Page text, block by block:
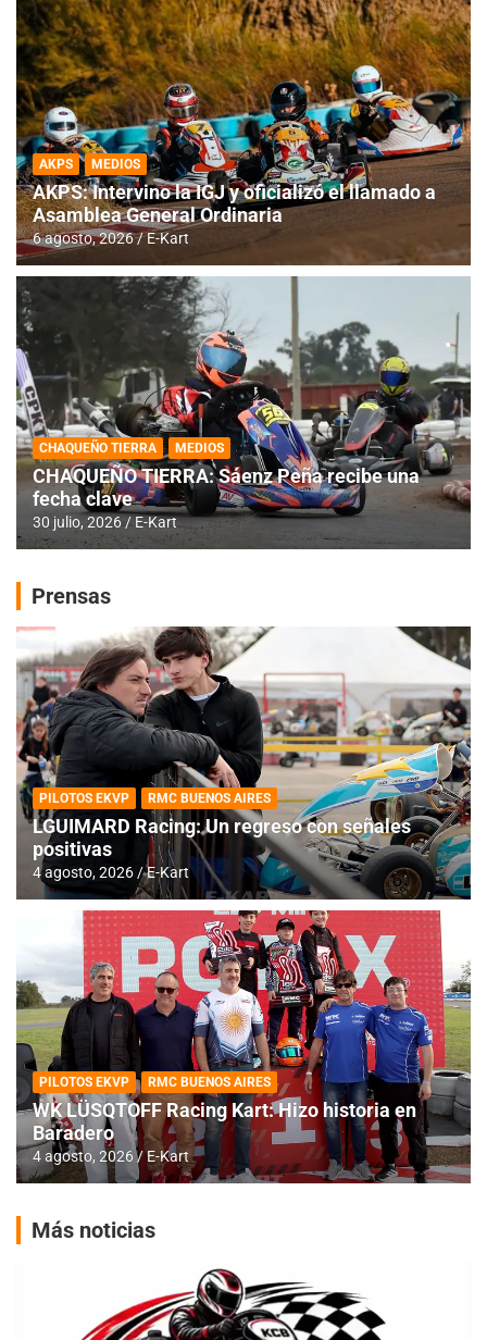
AKPS MEDIOS
AKPS: Intervino la IGJ y oficializó el llamado a
Asamblea General Ordinaria
6 agosto, 2026 E-Kart
CHAQUEÑO TIERRA MEDIOS
CHAQUEÑO TIERRA: Sáenz Peña recibe una
fecha clave
30 julio, 2026 E-Kart
Prensas
PILOTOS EKVP RMC BUENOS AIRES
LGUIMARD Racing: Un regreso con señales
positivas
4 agosto, 2026 E-Kart
PILOTOS EKVP RMC BUENOS AIRES
WK LÜSQTOFF Racing Kart: Hizo historia en
Baradero
4 agosto, 2026 E-Kart
Más noticias